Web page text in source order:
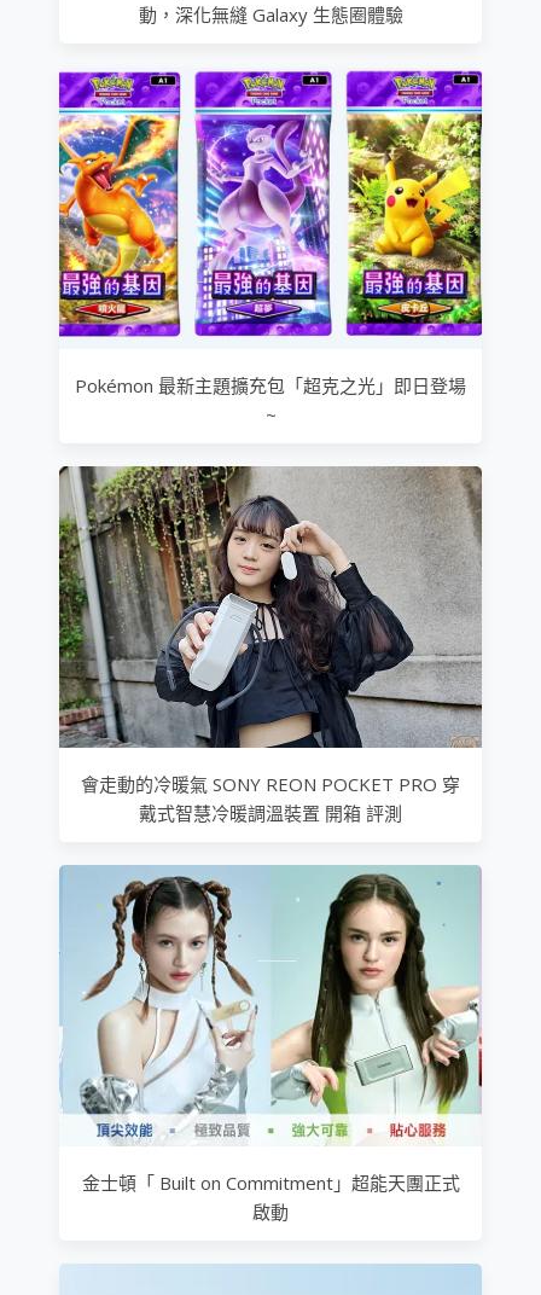
動，深化無縫 Galaxy 生態圈體驗
Pokémon 最新主題擴充包「超克之光」即日登場
~
會走動的冷暖氣 SONY REON POCKET PRO 穿
戴式智慧冷暖調溫裝置 開箱 評測
金士頓「 Built on Commitment」超能天團正式
啟動